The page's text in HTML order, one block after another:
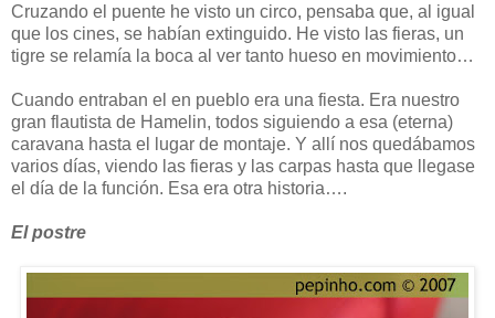
Cruzando el puente he visto un circo, pensaba que, al igual
que los cines, se habían extinguido. He visto las fieras, un
tigre se relamía la boca al ver tanto hueso en movimiento…
Cuando entraban el en pueblo era una fiesta. Era nuestro
gran flautista de Hamelin, todos siguiendo a esa (eterna)
caravana hasta el lugar de montaje. Y allí nos quedábamos
varios días, viendo las fieras y las carpas hasta que llegase
el día de la función. Esa era otra historia….
El postre